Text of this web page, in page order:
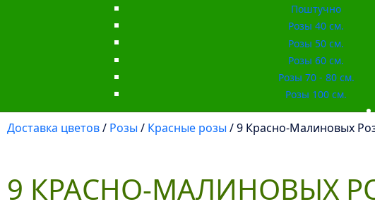
Поштучно
Розы 40 см.
Розы 50 см.
Розы 60 см.
Розы 70 - 80 см.
Розы 100 см.
Доставка цветов/ Розы / Красные розы / 9 Красно-Малиновых
9 КРАСНО-МАЛИНОВЫХ